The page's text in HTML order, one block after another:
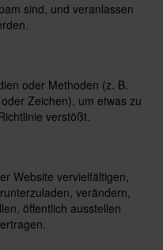
sind, und veranlassen
oder Methoden (z. B.
Zeichen), um etwas zu
verstößt.
Website vervielfältigen,
verändern,
öffentlich ausstellen